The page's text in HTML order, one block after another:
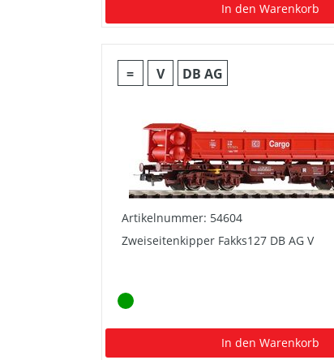
In den Warenkorb
= V DB AG
Artikelnummer: 54604
Zweiseitenkipper Fakks127 DB AG V
In den Warenkorb